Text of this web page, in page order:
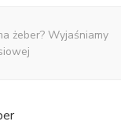
żeber? Wyjaśniamy